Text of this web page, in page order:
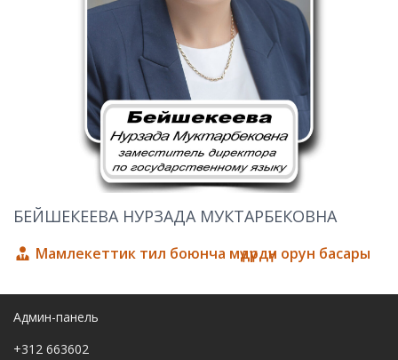
БЕЙШЕКЕЕВА НУРЗАДА МУКТАРБЕКОВНА
Мамлекеттик тил боюнча мүдүрдүн орун басары
Админ-панель
+312 663602